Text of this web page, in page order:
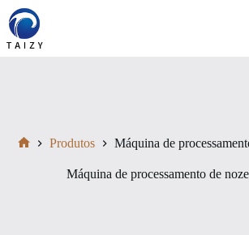
Pular
para
conteúdo
Produtos Máquina de
Máquina de processamento de